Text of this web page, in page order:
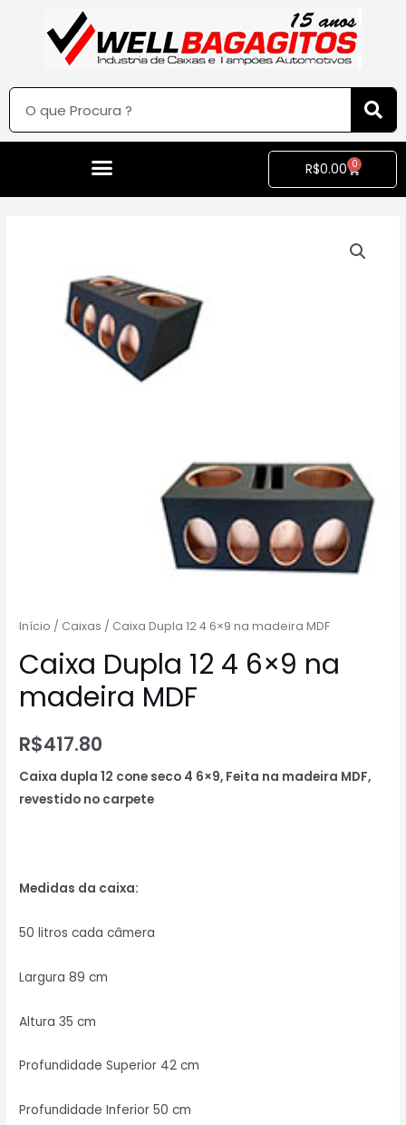
R$0.00 0
Início / Caixas / Caixa Dupla 12 4 6×9 na madeira MDF
Caixa Dupla 12 4 6×9 na
madeira MDF
R$417.80
Caixa dupla 12 cone seco 4 6×9, Feita na madeira MDF,
revestido no carpete
Medidas da caixa:
50 litros cada câmera
Largura 89 cm
Altura 35 cm
Profundidade Superior 42 cm
Profundidade Inferior 50 cm